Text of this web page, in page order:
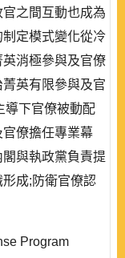
之間互動也成為
定模式變化從冷
消極參與及官僚
英有限參與及官
導下官僚被動配
僚擔任專業幕
與執政黨負責提
成;防衛官僚認
Program